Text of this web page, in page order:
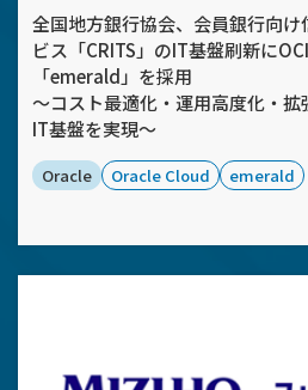
全国地方銀行協会、会員銀行向
ビス「CRITS」のIT基盤刷新に
「emerald」を採用
～コスト最適化・運用高度化・
IT基盤を実現～
Oracle Oracle Cloud emerald